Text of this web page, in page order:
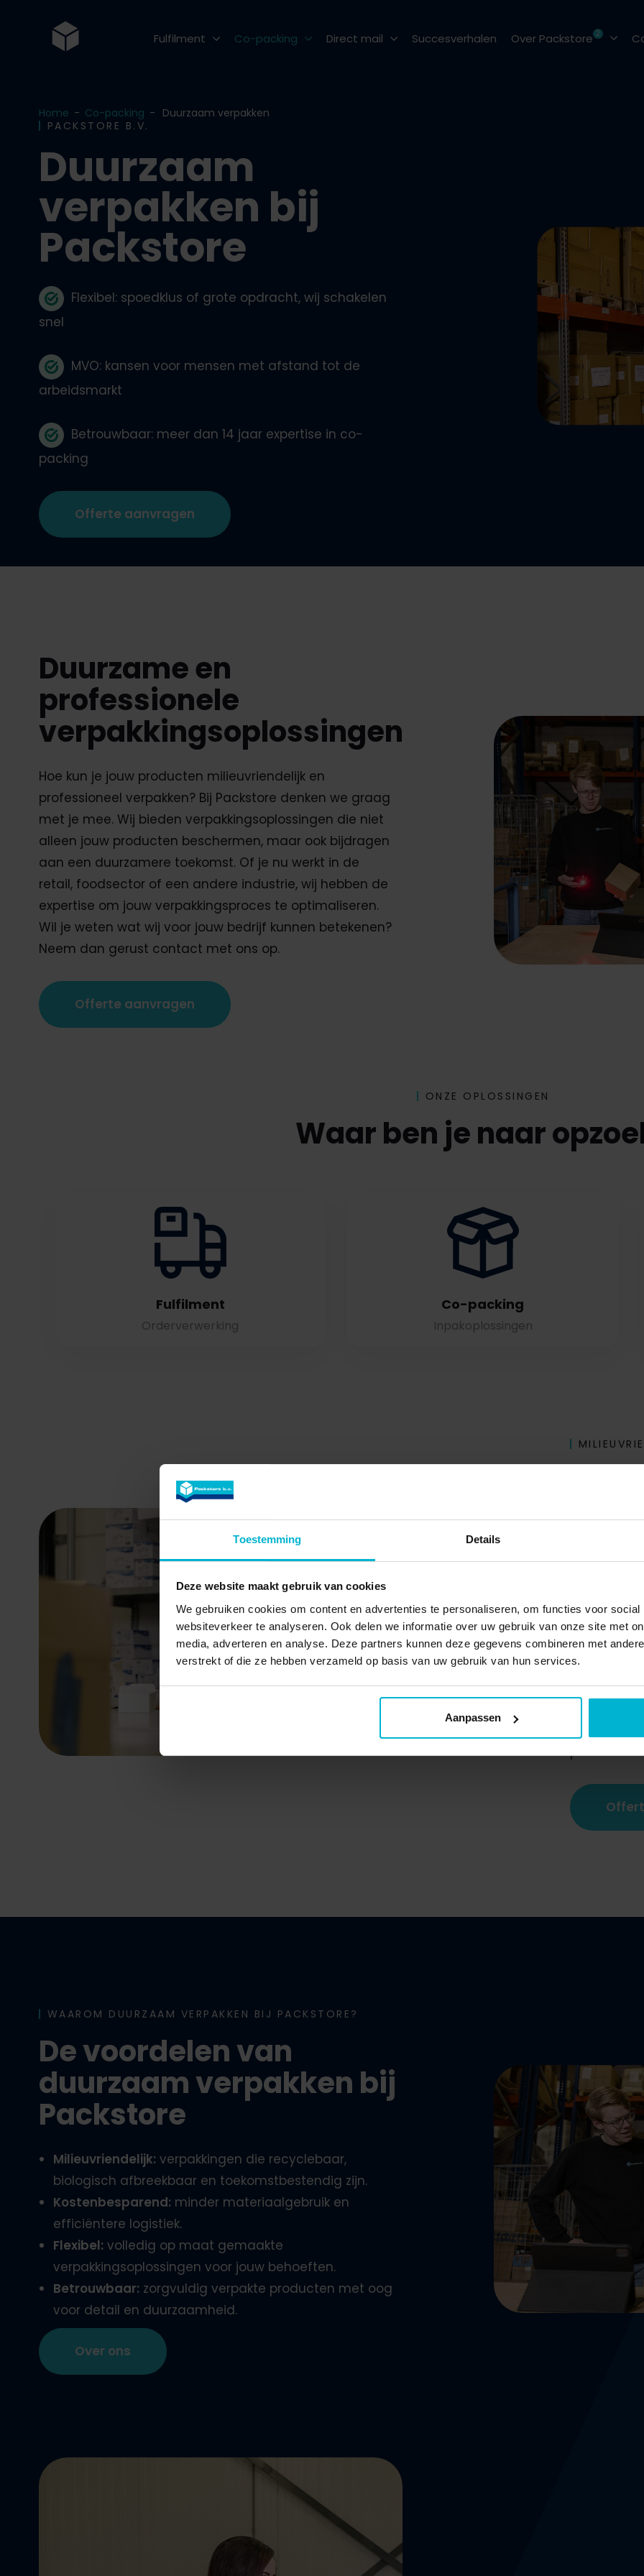
Toestemming Details
Deze website maakt gebruik van cookies
We gebruiken cookies om content en advertenties te personaliseren, om functies voor
websiteverkeer te analyseren. Ook delen we informatie over uw gebruik van onze site met
media, adverteren en analyse. Deze partners kunnen deze gegevens combineren met
verstrekt of die ze hebben verzameld op basis van uw gebruik van hun services.
Aanpassen
Fulfilment
Marketing fulfilment
Opslag
Voorraadbeheer
Goederenontvangst
Co-packing
Verpakken
Labelen
Direct mail Succesverhalen Over Packstore 2
Home - Co-packing - Duurzaam verpakken
PACKSTORE B.V.
Duurzaam
verpakken bij
Packstore
Flexibel: spoedklus of grote opdracht, wij schakelen
snel
MVO: kansen voor mensen met afstand tot de
arbeidsmarkt
Betrouwbaar: meer dan 14 jaar expertise in co-
packing
Offerte aanvragen
Duurzame en
professionele
verpakkingsoplossingen
Hoe kun je jouw producten milieuvriendelijk en
professioneel verpakken? Bij Packstore denken we graag
met je mee. Wij bieden verpakkingsoplossingen die niet
alleen jouw producten beschermen, maar ook bijdragen
aan een duurzamere toekomst. Of je nu werkt in de
retail, foodsector of een andere industrie, wij hebben de
expertise om jouw verpakkingsproces te optimaliseren.
Wil je weten wat wij voor jouw bedrijf kunnen betekenen?
Neem dan gerust contact met ons op.
Offerte aanvragen
ONZE OPLOSSINGEN
Waar ben je naar
Fulfilment
Orderverwerking
Co-packing
Inpakoplossingen
Duurzaam
papier en
Dit
perfect in
WAAROM DUURZAAM VERPAKKEN BIJ PACKSTORE?
De voordelen van
duurzaam verpakken bij
Packstore
Milieuvriendelijk:verpakkingen die recyclebaar,
biologisch afbreekbaar en toekomstbestendig zijn.
Kostenbesparend:minder materiaalgebruik en
efficiëntere logistiek.
Flexibel:volledig op maat gemaakte
verpakkingsoplossingen voor jouw behoeften.
Betrouwbaar:zorgvuldig verpakte producten met oog
voor detail en duurzaamheid.
Over ons